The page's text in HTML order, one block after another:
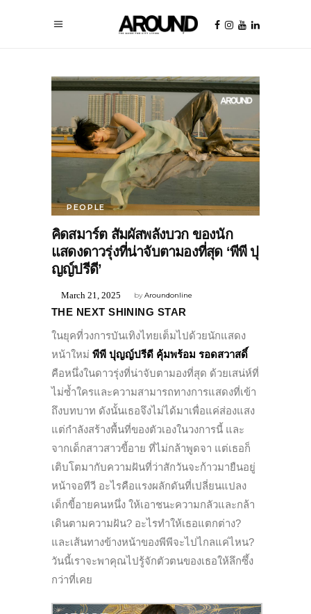
PEOPLE
คิดสมาร์ต สัมผัสพลังบวก ของนัก
แสดงดาวรุ่งที่น่าจับตามองที่สุด ‘พีพี ปุ
ญญ์ปรีดี’
byAroundonline
March 21, 2025
THE NEXT SHINING STAR
ในยุคที่วงการบันเทิงไทยเต็มไปด้วยนักแสดง
หน้าใหม่ พีพี ปุญญ์ปรีดี คุ้มพร้อม รอดสวาสดิ์
คือหนึ่งในดาวรุ่งที่น่าจับตามองที่สุด ด้วยเสน่ห์ที่
ไม่ซ้ำใครและความสามารถทางการแสดงที่เข้า
ถึงบทบาท ดังนั้นเธอจึงไม่ได้มาเพื่อแค่ส่องแสง
แต่กำลังสร้างพื้นที่ของตัวเองในวงการนี้ และ
จากเด็กสาวสาวขี้อาย ที่ไม่กล้าพูดจา แต่เธอก็
เติบโตมากับความฝันที่ว่าสักวันจะก้าวมายืนอยู่
หน้าจอทีวี อะไรคือแรงผลักดันที่เปลี่ยนแปลง
เด็กขี้อายคนหนึ่ง ให้เอาชนะความกลัวและกล้า
เดินตามความฝัน? อะไรทำให้เธอแตกต่าง?
และเส้นทางข้างหน้าของพีพีจะไปไกลแค่ไหน?
วันนี้เราจะพาคุณไปรู้จักตัวตนของเธอให้ลึกซึ้ง
กว่าที่เคย